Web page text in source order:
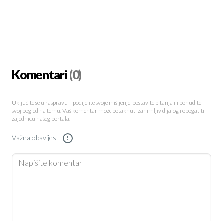
Komentari(0)
Uključite se u raspravu – podijelite svoje mišljenje, postavite pitanja ili ponudite
svoj pogled na temu. Vaš komentar može potaknuti zanimljiv dijalog i obogatiti
zajednicu našeg portala.
Važna obavijest !